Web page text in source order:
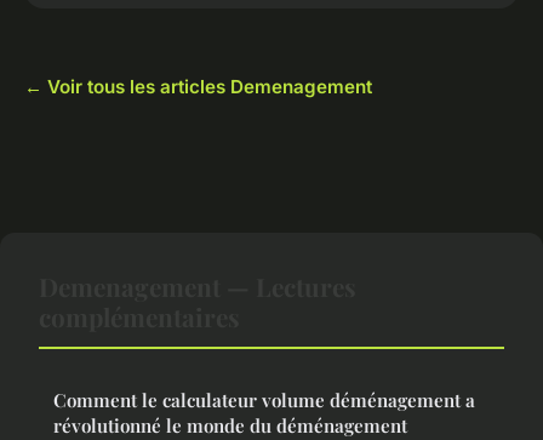
← Voir tous les articles Demenagement
Comment le calculateur volume déménagement a
révolutionné le monde du déménagement